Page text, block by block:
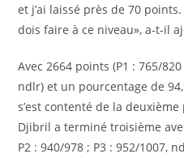
et j’ai laissé près de 70
dois faire à ce niveau», a-t-il
Avec 2664 points (P1 : 765/
ndlr) et un pourcentage de
s’est contenté de la
Djibril a terminé troisième
P2 : 940/978 ; P3 : 952/1007,